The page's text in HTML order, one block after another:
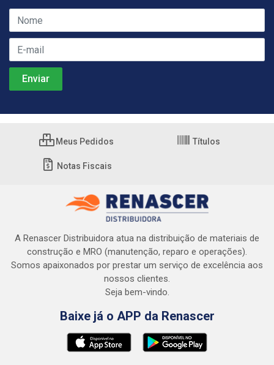
Meus Pedidos Títulos
Notas Fiscais
A Renascer Distribuidora atua na distribuição de materiais de
construção e MRO (manutenção, reparo e operações).
Somos apaixonados por prestar um serviço de excelência aos
nossos clientes.
Seja bem-vindo.
Baixe já o APP da Renascer